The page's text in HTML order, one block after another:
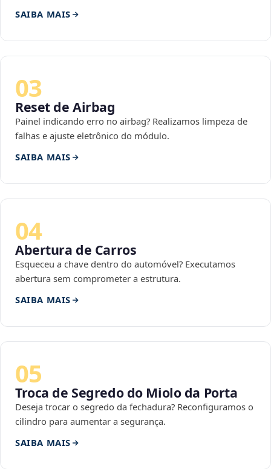
SAIBA MAIS
03
Reset de Airbag
Painel indicando erro no airbag? Realizamos limpeza de
falhas e ajuste eletrônico do módulo.
SAIBA MAIS
04
Abertura de Carros
Esqueceu a chave dentro do automóvel? Executamos
abertura sem comprometer a estrutura.
SAIBA MAIS
05
Troca de Segredo do Miolo da Porta
Deseja trocar o segredo da fechadura? Reconfiguramos o
cilindro para aumentar a segurança.
SAIBA MAIS